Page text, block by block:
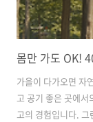
가을이 다가오면 자
고 공기 좋은 곳에서
고의 경험입니다.